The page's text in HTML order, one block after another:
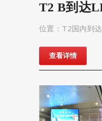
T2 B到达
位置：T2国内到
查看详情